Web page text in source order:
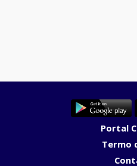
Portal
Termo